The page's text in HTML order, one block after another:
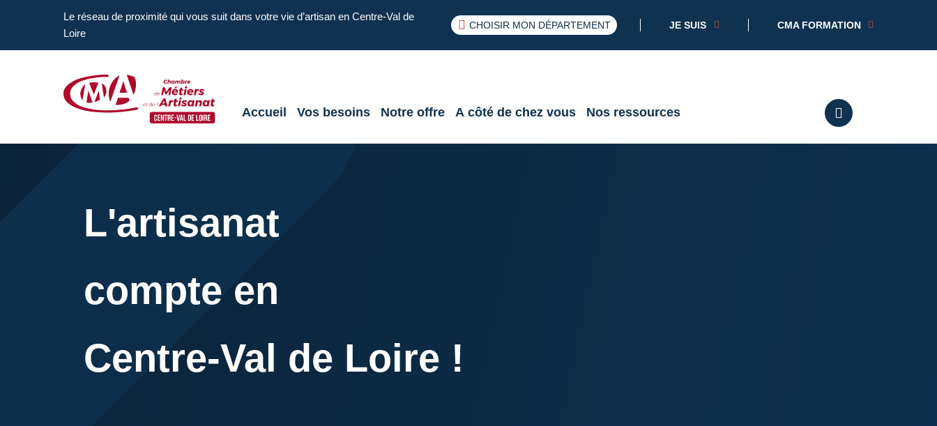
Aller en haut de page
Le réseau de proximité qui vous suit dans votre vie d’artisan en Centre-Val de
Loire
CHOISIR MON DÉPARTEMENT JE SUIS CMA FORMATION
RECHERCHER
Accueil Vos besoins Notre offre A côté de chez vous Nos ressources
L'artisanat
compte en
Centre-Val de Loire !